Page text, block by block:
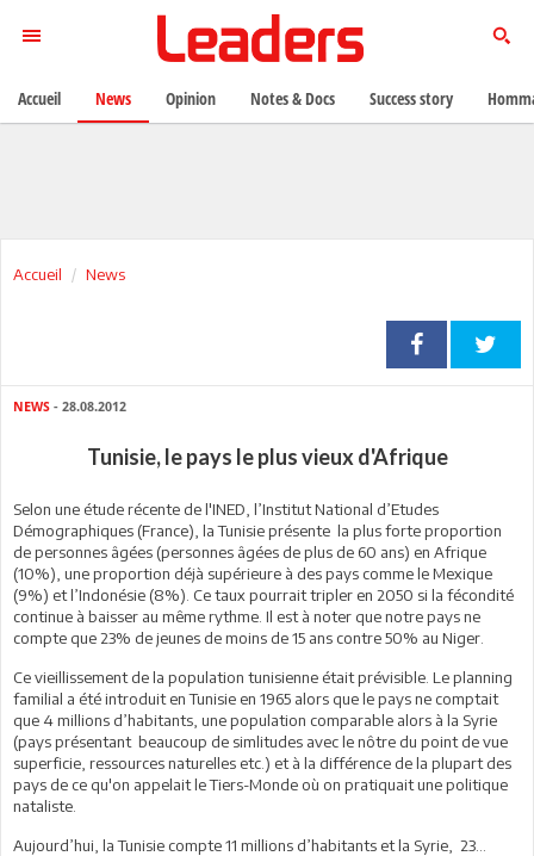
Accueil News
NEWS - 28.08.2012
Tunisie, le pays le plus vieux d'Afrique
Selon une étude récente de l'INED, l’Institut National d’Etudes
Démographiques (France), la Tunisie présente la plus forte proportion
de personnes âgées (personnes âgées de plus de 60 ans) en Afrique
(10%), une proportion déjà supérieure à des pays comme le Mexique
(9%) et l’Indonésie (8%). Ce taux pourrait tripler en 2050 si la fécondité
continue à baisser au même rythme. Il est à noter que notre pays ne
compte que 23% de jeunes de moins de 15 ans contre 50% au Niger.
Ce vieillissement de la population tunisienne était prévisible. Le planning
familial a été introduit en Tunisie en 1965 alors que le pays ne comptait
que 4 millions d’habitants, une population comparable alors à la Syrie
(pays présentant beaucoup de simlitudes avec le nôtre du point de vue
superficie, ressources naturelles etc.) et à la différence de la plupart des
pays de ce qu'on appelait le Tiers-Monde où on pratiquait une politique
nataliste.
Aujourd’hui, la Tunisie compte 11 millions d’habitants et la Syrie, 23…
Accueil News Opinion Notes & Docs Success story